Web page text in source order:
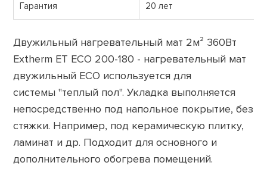
Гарантия 20 лет
Двужильный нагревательный мат 2м² 360Вт
Extherm ET ECO 200-180 - нагревательный мат
двужильный ECO используется для
системы "теплый пол". Укладка выполняется
непосредственно под напольное покрытие, без
стяжки. Например, под керамическую плитку,
ламинат и др. Подходит для основного и
дополнительного обогрева помещений.